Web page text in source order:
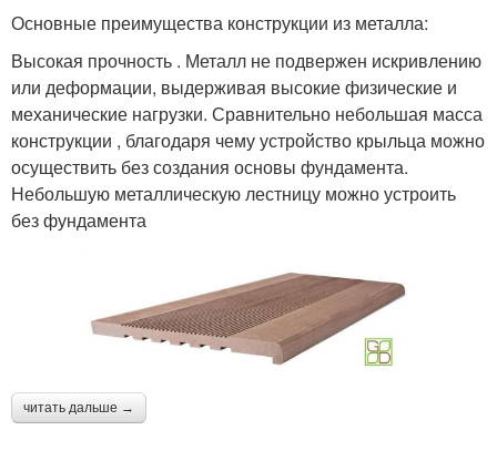
Основные преимущества конструкции из металла:
Высокая прочность . Металл не подвержен искривлению
или деформации, выдерживая высокие физические и
механические нагрузки. Сравнительно небольшая масса
конструкции , благодаря чему устройство крыльца можно
осуществить без создания основы фундамента.
Небольшую металлическую лестницу можно устроить
без фундамента
читать дальше →